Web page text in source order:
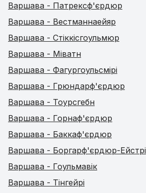
Варшава - Патрексф'єрдюр
Варшава - Вестманнаейяр
Варшава - Стіккісгоульмюр
Варшава - Міватн
Варшава - Фагургоульсмірі
Варшава - Грюндарф'єрдюр
Варшава - Тоурсгебн
Варшава - Горнаф'єрдюр
Варшава - Баккаф'єрдюр
Варшава - Боргарф'єрдюр-Ейстрі
Варшава - Гоульмавік
Варшава - Тінгейрі